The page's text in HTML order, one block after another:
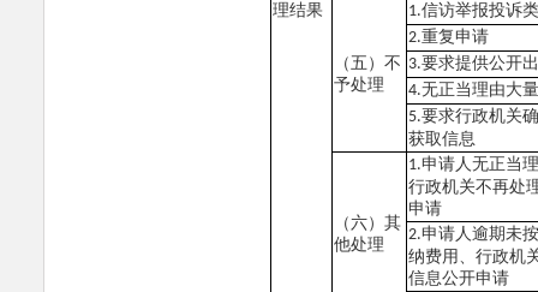
理结果
（五）不
予处理
1.信访举报投诉
2.重复申请
3.要求提供公开
4.无正当理由大
5.要求行政机关
获取信息
（六）其
他处理
1.申请人无正当
行政机关不再处
申请
2.申请人逾期未
纳费用、行政机
信息公开申请